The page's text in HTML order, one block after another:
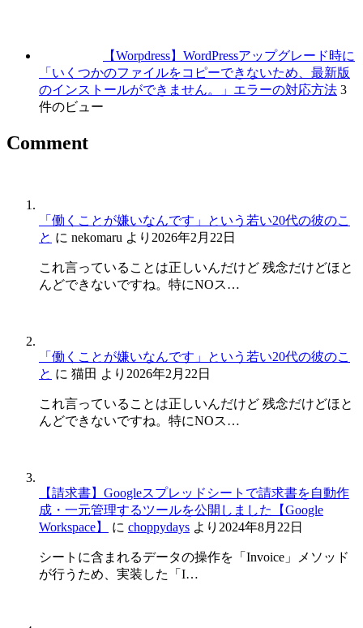
【Worpdress】WordPressアップグレード時に
「いくつかのファイルをコピーできないため、最新版
のインストールができません。」エラーの対応方法 3
件のビュー
Comment
「働くことが嫌いなんです」という若い20代の彼のこ
と に nekomaru より 2026年2月22日
これ言っていることは正しいんだけど 残念だけどほと
んどできないですね。特にNOス…
「働くことが嫌いなんです」という若い20代の彼のこ
と に 猫田 より 2026年2月22日
これ言っていることは正しいんだけど 残念だけどほと
んどできないですね。特にNOス…
【請求書】Googleスプレッドシートで請求書を自動作
成・一元管理するツールを公開しました【Google
Workspace】
に choppydays より 2024年8月22日
シートに含まれるデータの操作を「Invoice」メソッド
が行うため、実装した「I…